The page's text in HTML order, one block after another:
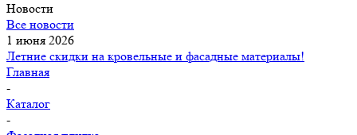
Новости
Все новости
1 июня 2026
Летние скидки на кровельные и фасадные материалы!
Главная
-
Каталог
-